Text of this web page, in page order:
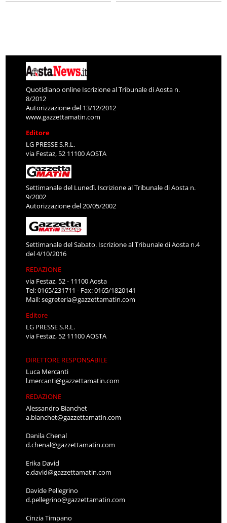
Quotidiano online Iscrizione al Tribunale di Aosta n.
8/2012
Autorizzazione del 13/12/2012
www.gazzettamatin.com
Editore
LG PRESSE S.R.L.
via Festaz, 52 11100 AOSTA
Settimanale del Lunedì. Iscrizione al Tribunale di Aosta n.
9/2002
Autorizzazione del 20/05/2002
Settimanale del Sabato. Iscrizione al Tribunale di Aosta n.4
del 4/10/2016
REDAZIONE
via Festaz, 52 - 11100 Aosta
Tel: 0165/231711 - Fax: 0165/1820141
Mail:segreteria@gazzettamatin.com
Editore
LG PRESSE S.R.L.
via Festaz, 52 11100 AOSTA
DIRETTORE RESPONSABILE
Luca Mercanti
l.mercanti@gazzettamatin.com
REDAZIONE
Alessandro Bianchet
a.bianchet@gazzettamatin.com
Danila Chenal
d.chenal@gazzettamatin.com
Erika David
e.david@gazzettamatin.com
Davide Pellegrino
d.pellegrino@gazzettamatin.com
Cinzia Timpano